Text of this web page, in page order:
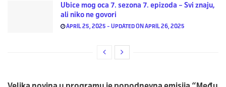
Ubice mog oca 7. sezona 7. epizoda – Svi znaju,
ali niko ne govori
APRIL 25, 2025 - UPDATED ON APRIL 26, 2025